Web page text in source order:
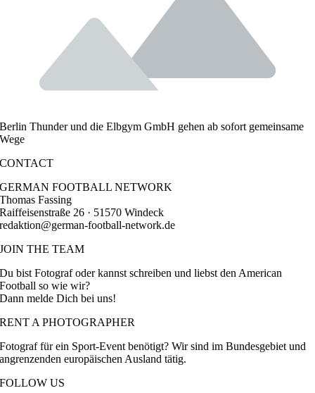
Berlin Thunder und die Elbgym GmbH gehen ab sofort gemeinsame
Wege
CONTACT
GERMAN FOOTBALL NETWORK
Thomas Fassing
Raiffeisenstraße 26 · 51570 Windeck
redaktion@german-football-network.de
JOIN THE TEAM
Du bist Fotograf oder kannst schreiben und liebst den American
Football so wie wir?
Dann melde Dich bei uns!
RENT A PHOTOGRAPHER
Fotograf für ein Sport-Event benötigt? Wir sind im Bundesgebiet und
angrenzenden europäischen Ausland tätig.
FOLLOW US